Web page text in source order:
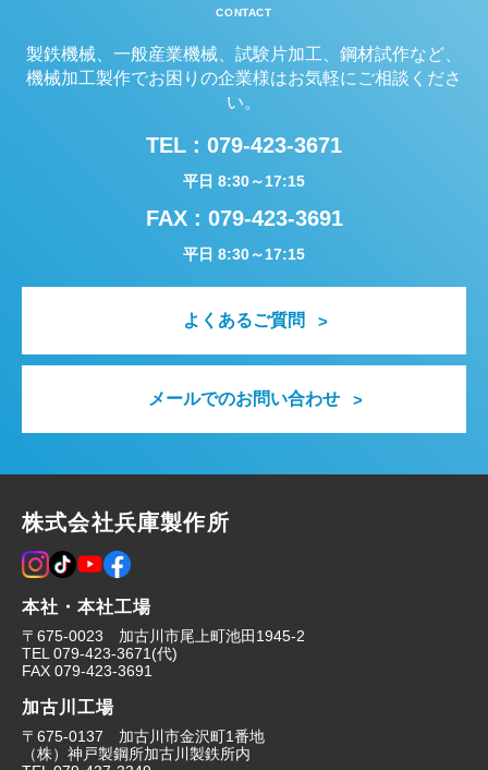
CONTACT
製鉄機械、一般産業機械、試験片加工、鋼材試作など、
機械加工製作でお困りの企業様はお気軽にご相談くださ
い。
TEL : 079-423-3671
平日 8:30～17:15
FAX : 079-423-3691
平日 8:30～17:15
よくあるご質問
メールでのお問い合わせ
株式会社兵庫製作所
本社・本社工場
〒675-0023 加古川市尾上町池田1945-2
TEL079-423-3671(代)
FAX 079-423-3691
加古川工場
〒675-0137 加古川市金沢町1番地
（株）神戸製鋼所加古川製鉄所内